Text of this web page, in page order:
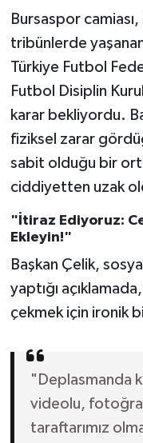
Bursaspor
tribünlerde
Türkiye Futbol
Futbol Disiplin
karar bekliyordu.
fiziksel zarar
sabit olduğu bir
ciddiyetten uzak
"İtiraz Ediyoruz:
Ekleyin!"
Başkan Çelik,
yaptığı
çekmek için ironik
"Deplasmanda
videolu,
taraftarımız